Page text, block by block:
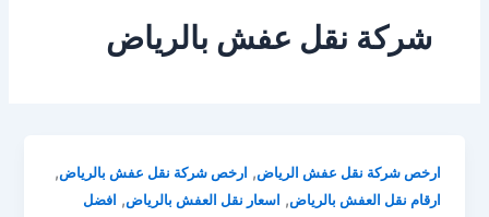
شركة نقل عفش بالرياض
ارخص شركة نقل عفش الرياض, ارخص شركة نقل عفش بالرياض,
ارقام نقل العفش بالرياض, اسعار نقل العفش بالرياض, افضل